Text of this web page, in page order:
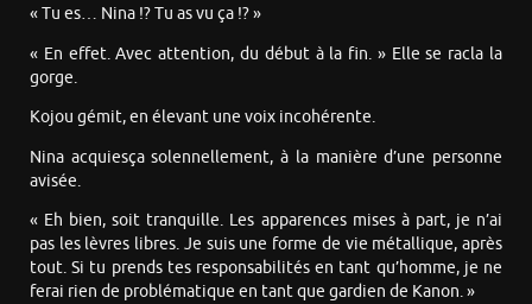
« Tu es… Nina !? Tu as vu ça !? »
« En effet. Avec attention, du début à la fin. » Elle se racla la
gorge.
Kojou gémit, en élevant une voix incohérente.
Nina acquiesça solennellement, à la manière d’une personne
avisée.
« Eh bien, soit tranquille. Les apparences mises à part, je n’ai
pas les lèvres libres. Je suis une forme de vie métallique, après
tout. Si tu prends tes responsabilités en tant qu’homme, je ne
ferai rien de problématique en tant que gardien de Kanon. »